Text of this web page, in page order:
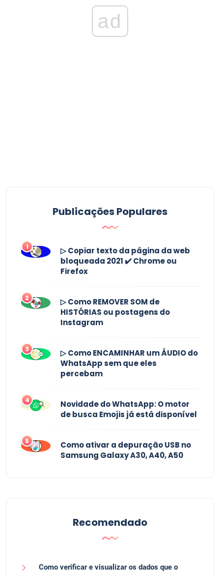
ad
Publicações Populares
1
▷ Copiar texto da página da web
bloqueada 2021 ✔️ Chrome ou
Firefox
2
▷ Como REMOVER SOM de
HISTÓRIAS ou postagens do
Instagram
3
▷ Como ENCAMINHAR um ÁUDIO do
WhatsApp sem que eles
percebam
4
Novidade do WhatsApp: O motor
de busca Emojis já está disponível
5
Como ativar a depuração USB no
Samsung Galaxy A30, A40, A50
Recomendado
Como verificar e visualizar os dados que o